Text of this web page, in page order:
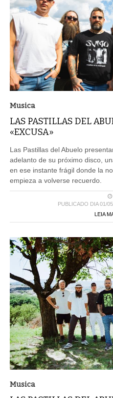
Musica
LAS PASTILLAS DEL
«EXCUSA»
Las Pastillas del Abuelo
adelanto de su próximo disco,
en ese instante frágil donde la
empieza a volverse recuerdo.
PUBLICADO DIA 01/
LEIA
Musica